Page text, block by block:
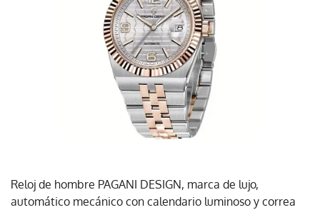
Reloj de hombre PAGANI DESIGN, marca de lujo,
automático mecánico con calendario luminoso y correa